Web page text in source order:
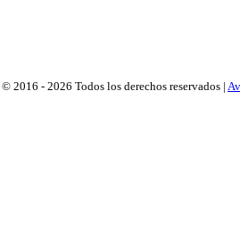
© 2016 - 2026 Todos los derechos reservados |